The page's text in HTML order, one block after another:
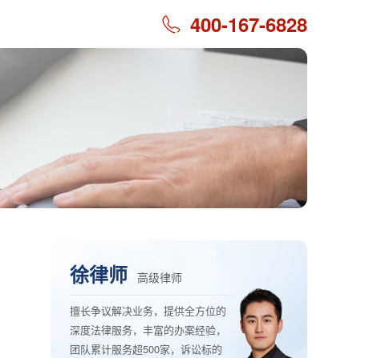
400-167-6828
徐律师 高级律师
擅长争议解决业务，提供全方位的
深度法律服务，丰富的办案经验，
团队累计服务超500家，诉讼标的